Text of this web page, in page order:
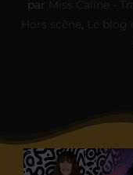
par
,